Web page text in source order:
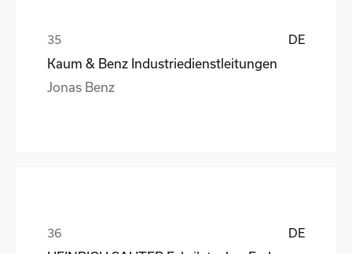
DE
Kaum & Benz Industriedienstleitungen
Jonas Benz
DE